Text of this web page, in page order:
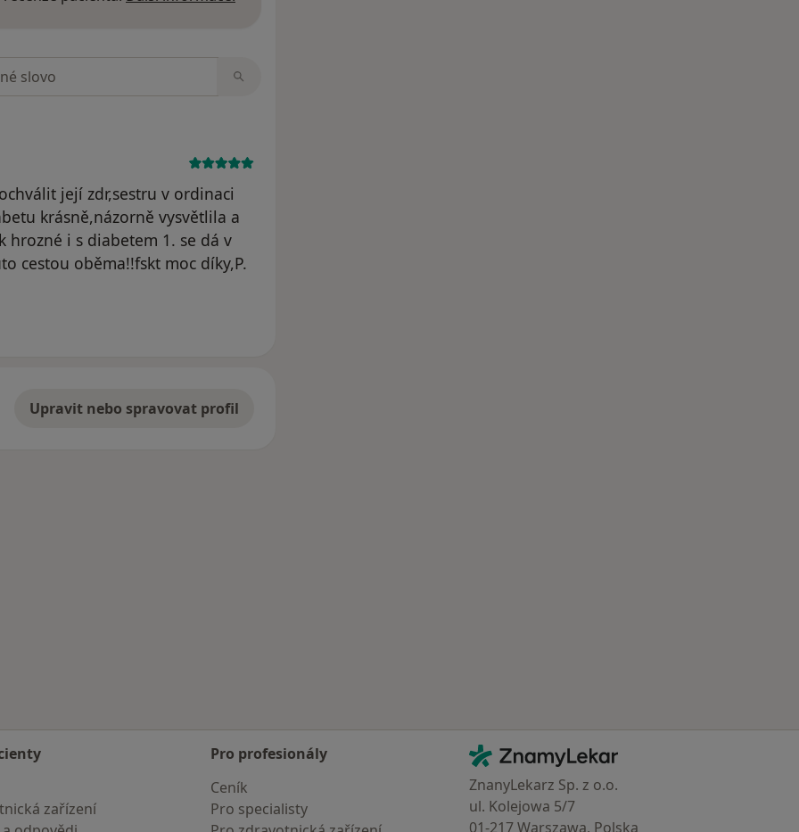
její zdr,sestru v ordinaci
krásně,názorně vysvětlila a
hrozné i s diabetem 1. se dá v
cestou oběma!!fskt moc díky,P.
Upravit nebo spravovat profil
zařízení
Pro profesionály
Ceník
Pro specialisty
Kontakt
ZnamyLekar - Hlavní stránka
ZnanyLekarz Sp. z o.o.
ul. Kolejowa 5/7
01-217 Warszawa, Polska